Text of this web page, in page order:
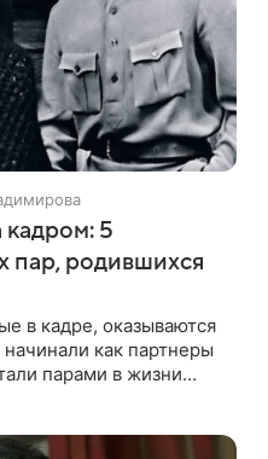
кадром: 5
пар, родившихся
в кадре, оказываются
как партнеры
парами в жизни